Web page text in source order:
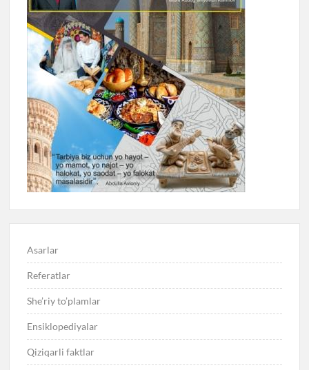
Asarlar
Referatlar
She’riy to’plamlar
Ensiklopediyalar
Qiziqarli faktlar